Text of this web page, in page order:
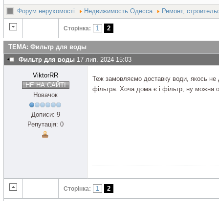
Форум нерухомості Недвижимость Одесса Ремонт,
Сторінка: 1 2
ТЕМА: Фильтр для воды
Фильтр для воды 17 лип. 2024 15:03
ViktorRR
НЕ НА САЙТІ
Новачок
Дописи: 9
Репутація: 0
Теж замовляємо доставку води, якось не
фільтра. Хоча дома є і фільтр, ну можна
Сторінка: 1 2